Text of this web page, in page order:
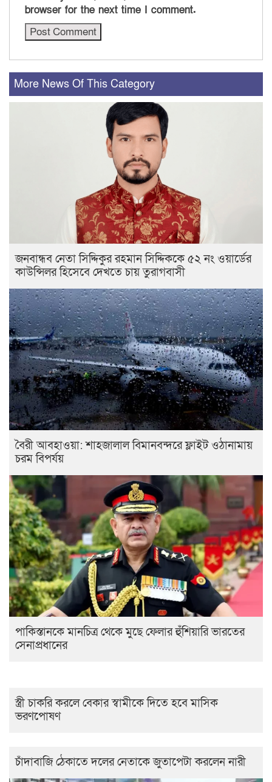
browser for the next time I comment.
More News Of This Category
জনবান্ধব নেতা সিদ্দিকুর রহমান সিদ্দিককে ৫২ নং ওয়ার্ডের
কাউন্সিলর হিসেবে দেখতে চায় তুরাগবাসী
বৈরী আবহাওয়া: শাহজালাল বিমানবন্দরে ফ্লাইট ওঠানামায়
চরম বিপর্যয়
পাকিস্তানকে মানচিত্র থেকে মুছে ফেলার হুঁশিয়ারি ভারতের
সেনাপ্রধানের
স্ত্রী চাকরি করলে বেকার স্বামীকে দিতে হবে মাসিক
ভরণপোষণ
চাঁদাবাজি ঠেকাতে দলের নেতাকে জুতাপেটা করলেন নারী